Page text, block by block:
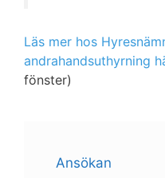
Läs mer hos
andrahandsuthyrning
fönster)
Ansökan